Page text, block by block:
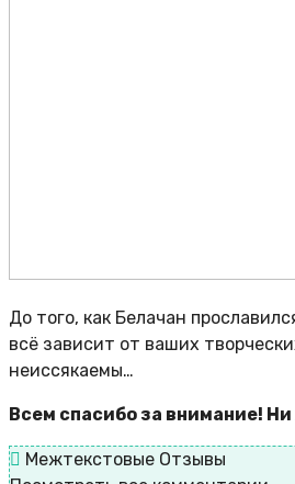
До того, как Белачан
всё зависит от ваших
неиссякаемы…
Всем спасибо за внимание!
Межтекстовые Отзывы